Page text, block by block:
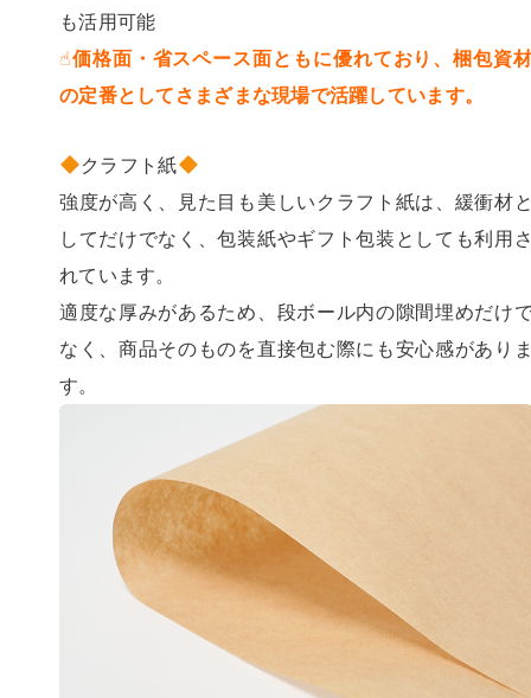
も活用可能
☝️価格面・省スペース面ともに優れており、梱包資
の定番としてさまざまな現場で活躍しています。
クラフト紙
強度が高く、見た目も美しいクラフト紙は、緩衝材
してだけでなく、包装紙やギフト包装としても利用
れています。
適度な厚みがあるため、段ボール内の隙間埋めだけ
なく、商品そのものを直接包む際にも安心感があり
す。